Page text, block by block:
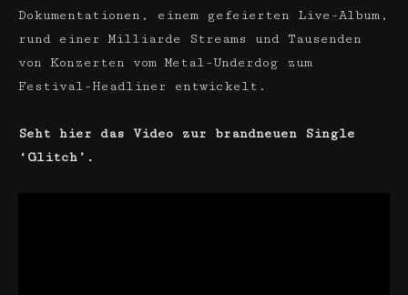
Dokumentationen, einem gefeierten Live-Album,
rund einer Milliarde Streams und Tausenden
von Konzerten vom Metal-Underdog zum
Festival-Headliner entwickelt.
Seht hier das Video zur brandneuen Single
‘Glitch’.